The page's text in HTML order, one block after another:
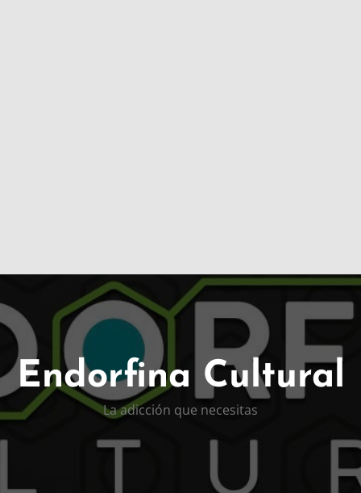
Endorfina Cultural
La adicción que necesitas